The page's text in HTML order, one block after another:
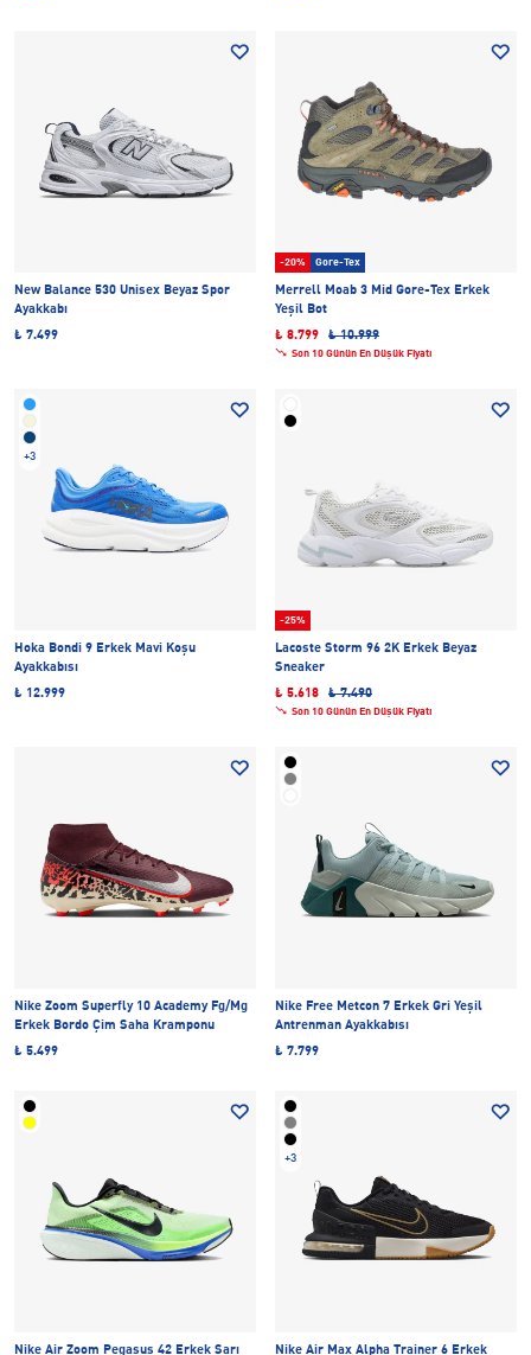
New Balance 530 Unisex Beyaz Spor
Ayakkabı
₺ 7.499
-20% Gore-Tex
Merrell Moab 3 Mid Gore-Tex Erkek
Yeşil Bot
₺ 8.799
₺ 10.999
Son 10 Günün En Düşük Fiyatı
+3
Hoka Bondi 9 Erkek Mavi Koşu
Ayakkabısı
₺ 12.999
-25%
Lacoste Storm 96 2K Erkek Beyaz
Sneaker
₺ 5.618
₺ 7.490
Son 10 Günün En Düşük Fiyatı
Nike Zoom Superfly 10 Academy Fg/Mg
Erkek Bordo Çim Saha Kramponu
₺ 5.499
Nike Free Metcon 7 Erkek Gri Yeşil
Antrenman Ayakkabısı
₺ 7.799
Nike Air Zoom Pegasus 42 Erkek Sarı
+3
Nike Air Max Alpha Trainer 6 Erkek